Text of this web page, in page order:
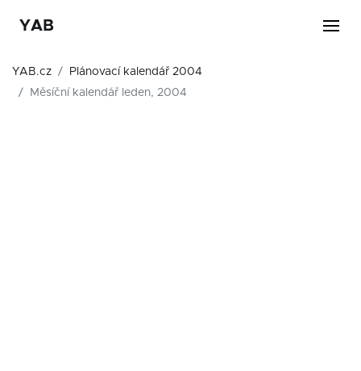
YAB
YAB.cz
Plánovací kalendář 2004
Měsíční kalendář leden, 2004